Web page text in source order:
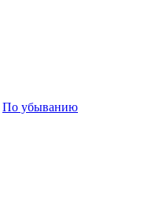
По убыванию